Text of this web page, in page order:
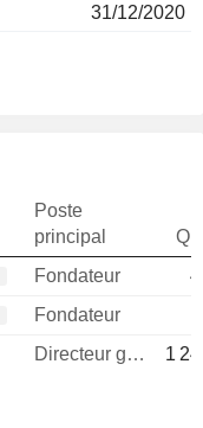
31/12/2020
Poste
principal
Fondateur
Fondateur
Directeur general 1